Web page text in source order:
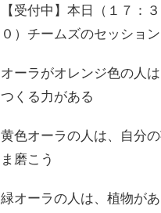
【受付中】本日（１７：
０）チームズのセッション
オーラがオレンジ色の人
つくる力がある
黄色オーラの人は、自分
ま磨こう
緑オーラの人は、植物が